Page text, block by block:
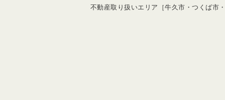
不動産取り扱いエリア［牛久市・つくば市